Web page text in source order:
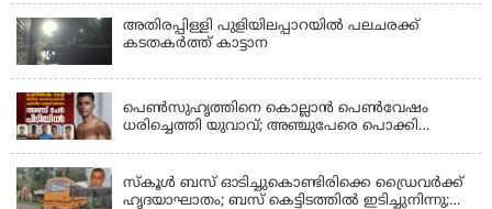
അതിരപ്പിള്ളി പുളിയിലപ്പാറയിൽ പലചരക്ക്
കടതകർത്ത് കാട്ടാന
പെണ്‍സുഹൃത്തിനെ കൊല്ലാന്‍ പെണ്‍വേഷം
ധരിച്ചെത്തി യുവാവ്; അഞ്ചുപേരെ പൊക്കി
സ്കൂൾ ബസ് ഓടിച്ചുകൊണ്ടിരിക്കെ ഡ്രൈവർക്ക്
ഹൃദയാഘാതം; ബസ് കെട്ടിടത്തിൽ ഇടിച്ചുനിന്നു;